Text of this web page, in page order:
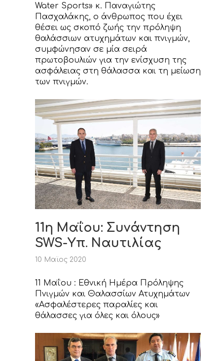
Water Sports» κ. Παναγιώτης
Πασχαλάκης, ο άνθρωπος που έχει
θέσει ως σκοπό ζωής την πρόληψη
θαλάσσιων ατυχημάτων και πνιγμών,
συμφώνησαν σε μία σειρά
πρωτοβουλιών για την ενίσχυση της
ασφάλειας στη θάλασσα και τη μείωση
των πνιγμών.
11η Μαΐου: Συνάντηση
SWS-Υπ. Ναυτιλίας
10 Μαϊος 2020
11 Μαΐου : Εθνική Ημέρα Πρόληψης
Πνιγμών και Θαλασσίων Ατυχημάτων
«Ασφαλέστερες παραλίες και
θάλασσες για όλες και όλους»